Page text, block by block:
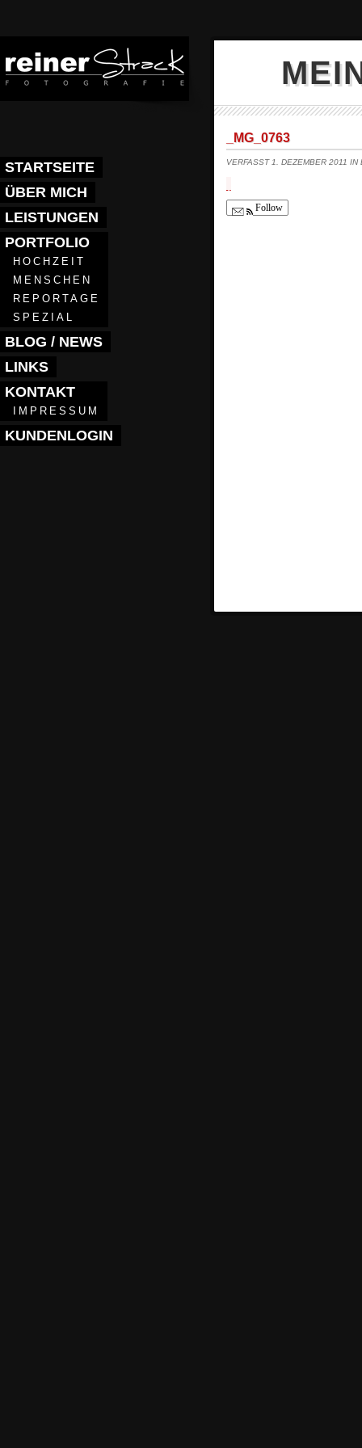
STARTSEITE
ÜBER MICH
LEISTUNGEN
PORTFOLIO
HOCHZEIT
MENSCHEN
REPORTAGE
SPEZIAL
BLOG / NEWS
LINKS
KONTAKT
IMPRESSUM
KUNDENLOGIN
_MG_0763
VERFASST 1. DEZEMBER 2011
Follow